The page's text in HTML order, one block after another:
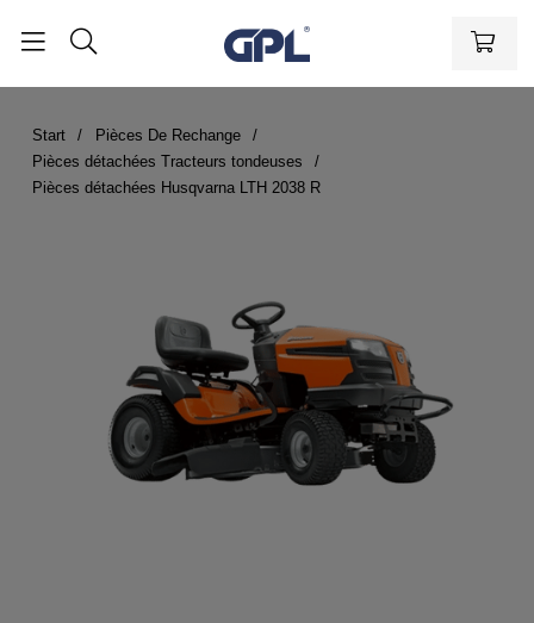
Start
Pièces De Rechange
Pièces détachées Tracteurs tondeuses
Pièces détachées Husqvarna LTH 2038 R